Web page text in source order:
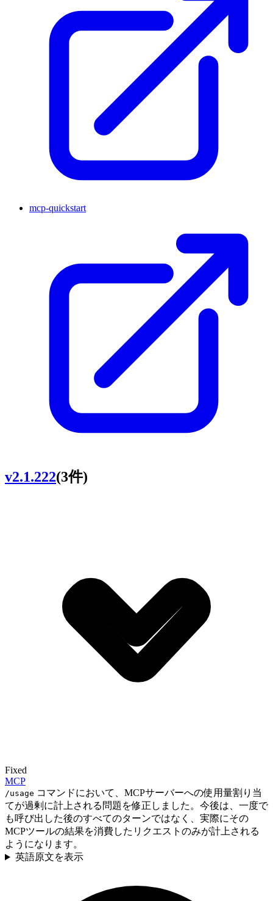
mcp-quickstart
v2.1.222(3件)
Fixed
MCP
/usage コマンドにおいて、MCPサーバーへの使用量割り当
てが過剰に計上される問題を修正しました。今後は、一度で
も呼び出した後のすべてのターンではなく、実際にその
MCPツールの結果を消費したリクエストのみが計上される
ようになります。
英語原文を表示